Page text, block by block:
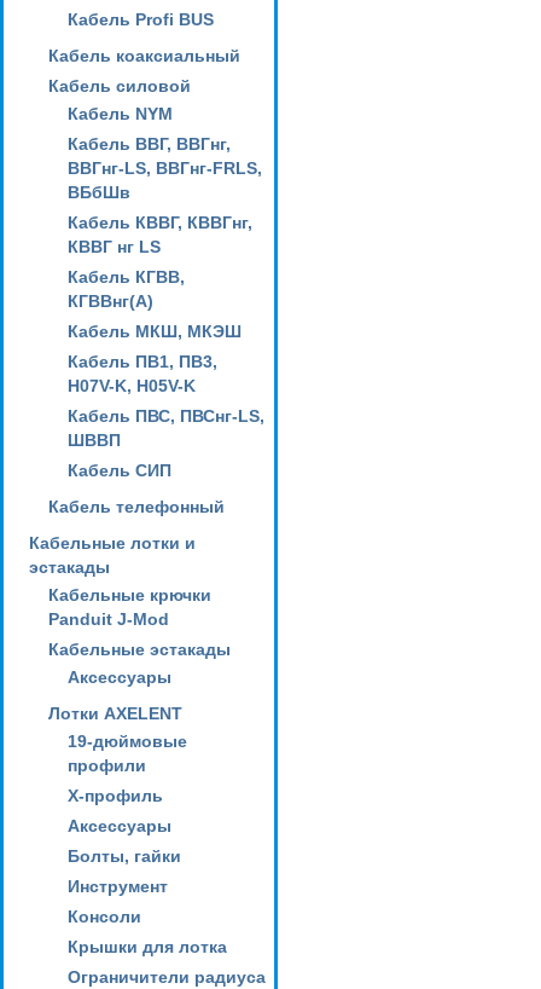
Кабель Profi BUS
Кабель коаксиальный
Кабель силовой
Кабель NYM
Кабель ВВГ, ВВГнг,
ВВГнг-LS, ВВГнг-FRLS,
ВБбШв
Кабель КВВГ, КВВГнг,
КВВГ нг LS
Кабель КГВВ,
КГВВнг(А)
Кабель МКШ, МКЭШ
Кабель ПВ1, ПВ3,
H07V-K, H05V-K
Кабель ПВС, ПВСнг-LS,
ШВВП
Кабель СИП
Кабель телефонный
Кабельные лотки и
эстакады
Кабельные крючки
Panduit J-Mod
Кабельные эстакады
Аксессуары
Лотки AXELENT
19-дюймовые
профили
X-профиль
Аксессуары
Болты, гайки
Инструмент
Консоли
Крышки для лотка
Ограничители радиуса